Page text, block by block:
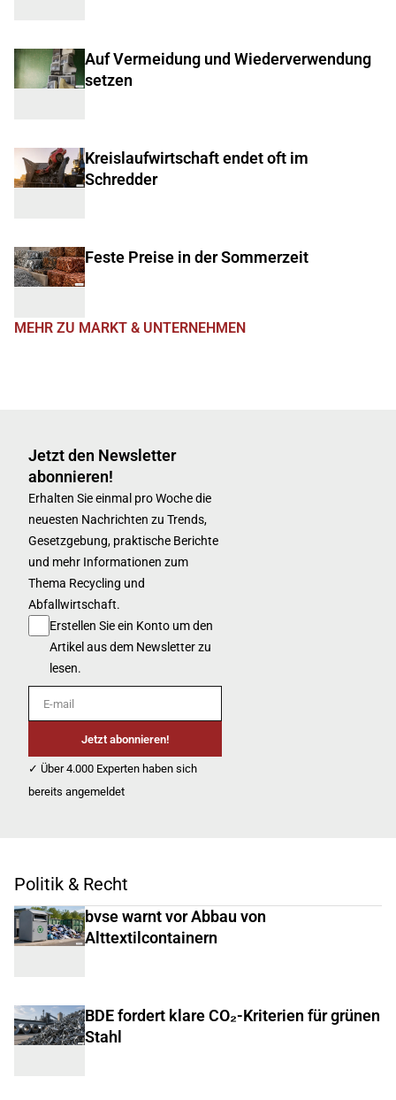
Auf Vermeidung und Wiederverwendung
setzen
Kreislaufwirtschaft endet oft im
Schredder
Feste Preise in der Sommerzeit
MEHR ZU MARKT & UNTERNEHMEN
Jetzt den Newsletter
abonnieren!
Erhalten Sie einmal pro Woche die
neuesten Nachrichten zu Trends,
Gesetzgebung, praktische Berichte
und mehr Informationen zum
Thema Recycling und
Abfallwirtschaft.
Erstellen Sie ein Konto um den
Artikel aus dem Newsletter zu
lesen.
E-mail
Jetzt abonnieren!
✓ Über 4.000 Experten haben sich
bereits angemeldet
Politik & Recht
bvse warnt vor Abbau von
Alttextilcontainern
BDE fordert klare CO₂-Kriterien für grünen
Stahl